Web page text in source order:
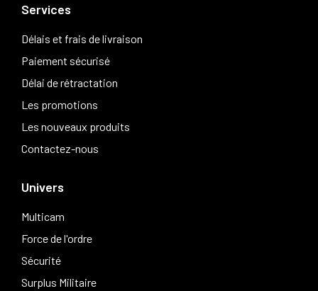
Services
Délais et frais de livraison
Paiement sécurisé
Délai de rétractation
Les promotions
Les nouveaux produits
Contactez-nous
Univers
Multicam
Force de l'ordre
Sécurité
Surplus Militaire